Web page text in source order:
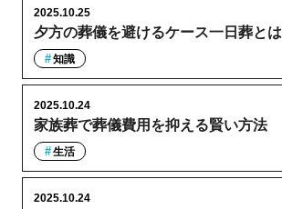
夕方の葬儀を避けるケース一日葬とは
2025.10.25
知識
家族葬で葬儀費用を抑える賢い方法
2025.10.24
生活
2025.10.24